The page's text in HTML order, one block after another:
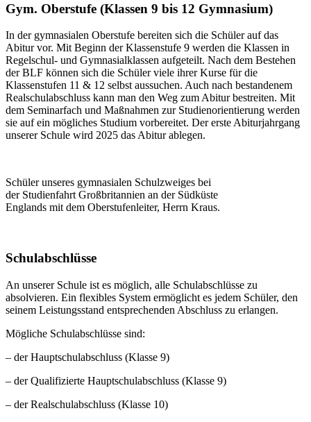
Gym. Oberstufe (Klassen 9 bis 12 Gymnasium)
In der gymnasialen Oberstufe bereiten sich die Schüler auf das
Abitur vor. Mit Beginn der Klassenstufe 9 werden die Klassen in
Regelschul- und Gymnasialklassen aufgeteilt. Nach dem Bestehen
der BLF können sich die Schüler viele ihrer Kurse für die
Klassenstufen 11 & 12 selbst aussuchen. Auch nach bestandenem
Realschulabschluss kann man den Weg zum Abitur bestreiten. Mit
dem Seminarfach und Maßnahmen zur Studienorientierung werden
sie auf ein mögliches Studium vorbereitet. Der erste Abiturjahrgang
unserer Schule wird 2025 das Abitur ablegen.
Schüler unseres gymnasialen Schulzweiges bei
der Studienfahrt Großbritannien an der Südküste
Englands mit dem Oberstufenleiter, Herrn Kraus.
Schulabschlüsse
An unserer Schule ist es möglich, alle Schulabschlüsse zu
absolvieren. Ein flexibles System ermöglicht es jedem Schüler, den
seinem Leistungsstand entsprechenden Abschluss zu erlangen.
Mögliche Schulabschlüsse sind:
– der Hauptschulabschluss (Klasse 9)
– der Qualifizierte Hauptschulabschluss (Klasse 9)
– der Realschulabschluss (Klasse 10)